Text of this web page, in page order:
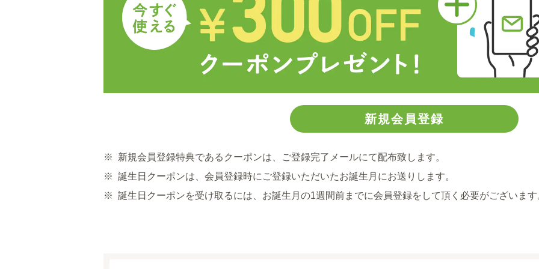
※
新規会員登録特典であるクーポンは、ご登録完了メールにて配布致します。
※ 誕生日クーポンは、会員登録時にご登録いただいたお誕生月にお送りします。
※ 誕生日クーポンを受け取るには、お誕生月の1週間前までに会員登録をして頂く必要がございます